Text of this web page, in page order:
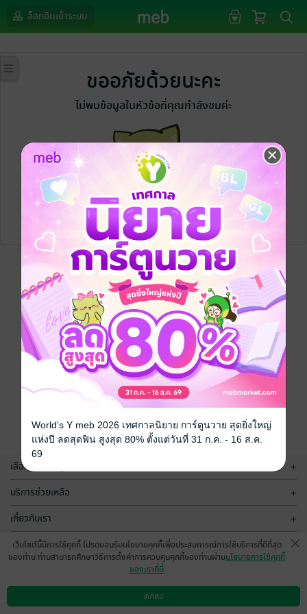
ล็อกอินเข้าระบบ
ขออภัยด้วยนะคะ
ไม่พบข้อมูลในหัวข้อที่คุณกำลังชมค่ะ
เลือกหมวดหมู่ +
บริการช่วยเหลือ +
เกี่ยวกับเรา +
กลุ่มธุรกิจในเครือ +
ดาวน์โหลดแอป วิธีการใช้งาน ติดต่อเรา
เว็บไซต์นี้มีการใช้คุกกี้ โปรดยอมรับนโยบายคุกกี้เพื่อประสบการณ์การใช้บริการที่ดีที่สุด
ของท่าน ท่านสามารถศึกษาวิธีการตั้งค่าการควบคุมคุกกี้ของท่านผ่านนโยบายการใช้คุกกี้
ของเราที่นี่
ตกลง
World's Y meb 2026 เทศกาลนิยาย การ์ตูนวาย สุดยิ่งใหญ่
แห่งปี ลดสุดฟิน สูงสุด 80% ตั้งแต่วันที่ 31 ก.ค. - 16 ส.ค.
69